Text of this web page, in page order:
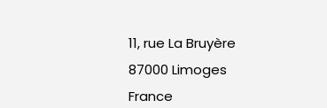
11, rue La Bruyère
87000 Limoges
France